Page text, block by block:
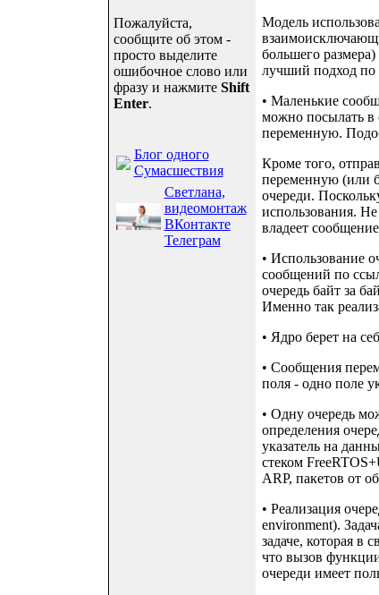
Пожалуйста,
сообщите об этом -
просто выделите
ошибочное слово или
фразу и нажмите Shift
Enter.
Блог одного
Сумасшествия
Светлана,
видеомонтаж
ВКонтакте
Телеграм
Модель
большего
лучший подход
• Маленькие
можно посылать в
переменную.
Кроме того,
переменную (или
очереди.
использования.
владеет
• Использование
сообщений по
очередь байт за
Именно так
• Ядро берет на
• Сообщения
поля - одно поле
• Одну очередь
определения
указатель на
стеком
ARP, пакетов от
• Реализация
environment).
задаче, которая в
что вызов
очереди имеет